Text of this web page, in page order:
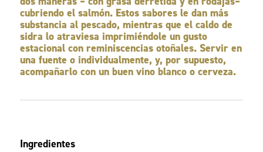
cubriendo el salmón. Estos sabores le dan más
substancia al pescado, mientras que el caldo de
sidra lo atraviesa imprimiéndole un gusto
estacional con reminiscencias otoñales. Servir en
una fuente o individualmente, y, por supuesto,
acompañarlo con un buen vino blanco o cerveza.
Ingredientes